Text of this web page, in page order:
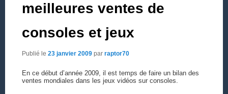
meilleures ventes de
consoles et jeux
Publié le 23 janvier 2009 par raptor70
En ce début d’année 2009, il est temps de faire un bilan des
ventes mondiales dans les jeux vidéos sur consoles.